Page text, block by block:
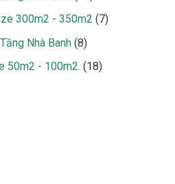
sản
phẩm
300m2 - 350m2 77
Nhà Banh 88
sản
phẩm
50m2 - 100m2. 1818